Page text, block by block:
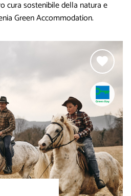
cura sostenibile della natura e
Green Accommodation.